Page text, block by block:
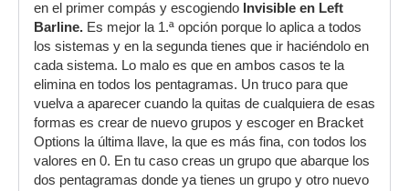
en el primer compás y escogiendo Invisible en Left
Barline. Es mejor la 1.ª opción porque lo aplica a todos
los sistemas y en la segunda tienes que ir haciéndolo en
cada sistema. Lo malo es que en ambos casos te la
elimina en todos los pentagramas. Un truco para que
vuelva a aparecer cuando la quitas de cualquiera de esas
formas es crear de nuevo grupos y escoger en Bracket
Options la última llave, la que es más fina, con todos los
valores en 0. En tu caso creas un grupo que abarque los
dos pentagramas donde ya tienes un grupo y otro nuevo